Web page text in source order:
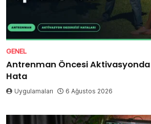
GENEL
Antrenman Öncesi Aktivasyonda
Hata
Uygulamaları 6 Ağustos 2026